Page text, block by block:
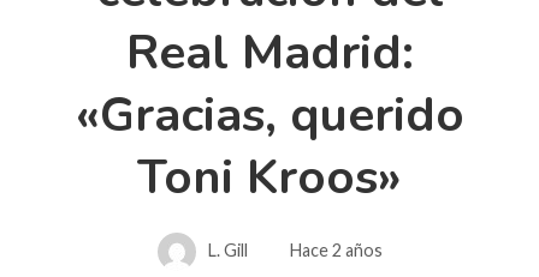
Real Madrid:
«Gracias, querido
Toni Kroos»
L. Gill Hace 2 años